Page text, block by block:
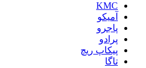
KMC
آمیکو
پاجرو
پرادو
پیکاپ ریچ
تاگا